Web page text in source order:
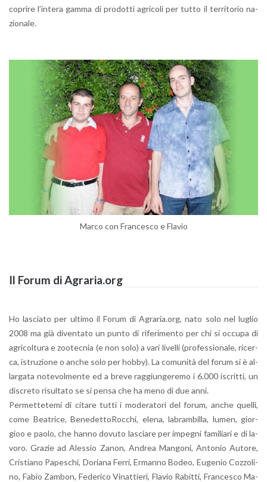
co­pri­re l’in­te­ra gamma di pro­dot­ti agri­co­li per tutto il ter­ri­to­rio na­
zio­na­le.
Marco con Fran­ce­sco e Fla­vio
Il Forum di Agra­ria.org
Ho la­scia­to per ul­ti­mo il Forum di Agra­ria.org, nato solo nel lu­glio
2008 ma già di­ven­ta­to un punto di ri­fe­ri­men­to per chi si oc­cu­pa di
agri­col­tu­ra e zoo­tec­nia (e non solo) a vari li­vel­li (pro­fes­sio­na­le, ri­cer­
ca, istru­zio­ne o anche solo per hobby). La co­mu­ni­tà del forum si è al­
lar­ga­ta no­te­vol­men­te ed a breve rag­giun­ge­re­mo i 6.000 iscrit­ti, un
di­scre­to ri­sul­ta­to se si pensa che ha meno di due anni.
Per­met­te­te­mi di ci­ta­re tutti i mo­de­ra­to­ri del forum, anche quel­li,
come Bea­tri­ce, Be­ne­det­to­Roc­chi, elena, la­bram­bil­la, lumen, gior­
gioo e paolo, che hanno do­vu­to la­scia­re per im­pe­gni fa­mi­lia­ri e di la­
vo­ro. Gra­zie ad Ales­sio Zanon, An­drea Man­go­ni, An­to­nio Au­to­re,
Cri­stia­no Pa­pe­schi, Do­ria­na Ferri, Er­man­no Bodeo, Eu­ge­nio Coz­zo­li­
no, Fabio Zam­bon, Fe­de­ri­co Vi­nat­tie­ri, Fla­vio Ra­bit­ti, Fran­ce­sco Ma­